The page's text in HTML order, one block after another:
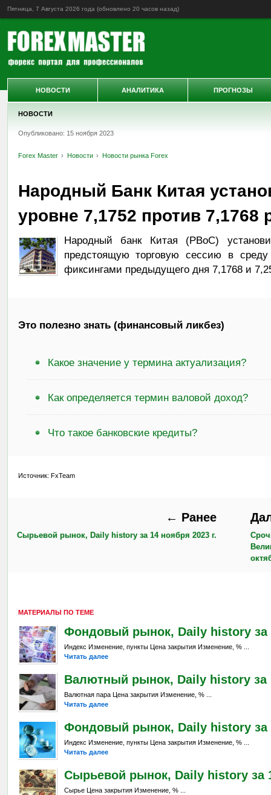
Пятница, 7 Августа 2026 года (обновлено 20 часов назад)
НОВОСТИ
Опубликовано: 15 ноября 2023
Forex Master Новости Новости рынка Forex
Народный Банк Китая
уровне 7,1752 против 7,1768
Народный банк Китая (PBoC)
предстоящую торговую сессию в
фиксингами предыдущего дня 7,1768 и
Это полезно знать (финансовый ликбез)
Какое значение у термина актуализация?
Как определяется термин валовой доход?
Что такое банковские кредиты?
Источник: FxTeam
← Ранее
Сырьевой рынок, Daily history за 14 ноября 2023 г.
МАТЕРИАЛЫ ПО ТЕМЕ
Фондовый рынок, Daily history за
Индекс Изменение, пункты Цена закрытия Изменение, % ...
Читать далее
Валютный рынок, Daily history за
Валютная пара Цена закрытия Изменение, % ...
Читать далее
Фондовый рынок, Daily history за
Индекс Изменение, пункты Цена закрытия Изменение, % ...
Читать далее
Сырьевой рынок, Daily history за
Сырье Цена закрытия Изменение, % ...
НОВОСТИ АНАЛИТИКА ПРОГНОЗЫ